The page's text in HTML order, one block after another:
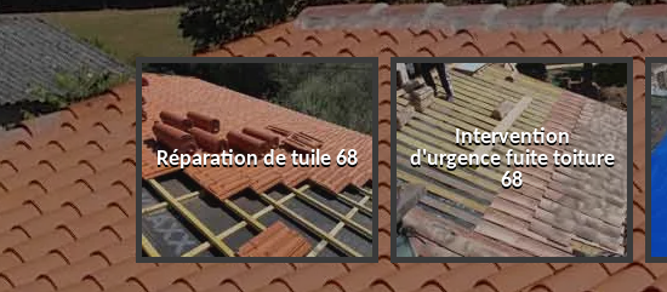
Réparation de tuile 68
Intervention
d'urgence fuite toiture
68